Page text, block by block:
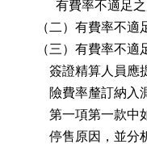
有費率不適
（二）有費率不
（三）有費率不
簽證精算人
險費率釐訂納
第一項第一
停售原因，